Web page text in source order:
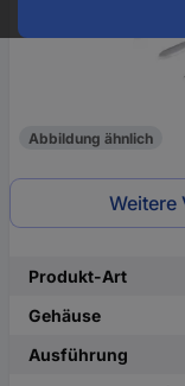
Abbildung ähnlich
Weitere
Produkt-Art
Gehäuse
Ausführung